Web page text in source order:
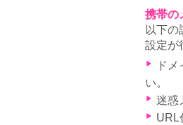
携帯の
以下の
設定が
ド
い。
迷惑
URL